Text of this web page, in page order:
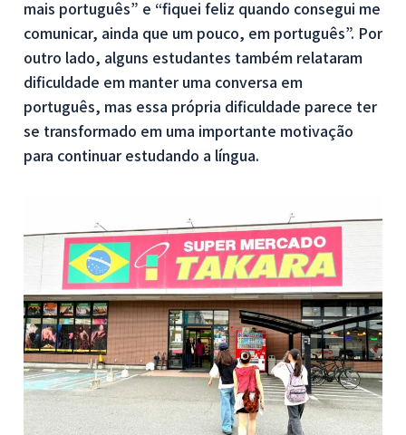
mais português” e “fiquei feliz quando consegui me
comunicar, ainda que um pouco, em português”. Por
outro lado, alguns estudantes também relataram
dificuldade em manter uma conversa em
português, mas essa própria dificuldade parece ter
se transformado em uma importante motivação
para continuar estudando a língua.